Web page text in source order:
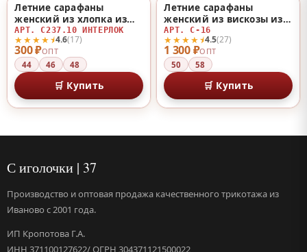
300 ₽ОПТ
★★★★⯨4.6(17)
Летние сарафаны
женский из хлопка из
хлопка
АРТ. С237.10 ИНТЕРЛОК
44 46 48
🛒 Купить
1 300 ₽ОПТ
★★★★⯨4.5(27)
Летние сарафаны
женский из вискозы из
вискозы
АРТ. С-16
50 58
🛒 Купить
С иголочки | 37
Производство и оптовая продажа качественного трикотажа из
Иваново с 2001 года.
ИП Кропотова Г.А.